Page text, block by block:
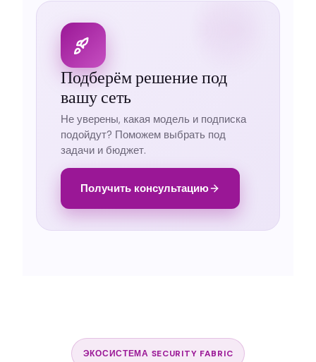
Подберём решение под
вашу сеть
Не уверены, какая модель и подписка
подойдут? Поможем выбрать под
задачи и бюджет.
Получить консультацию
ЭКОСИСТЕМА SECURITY FABRIC